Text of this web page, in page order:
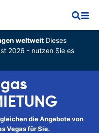
weltweitDieses
2026 - nutzen Sie es
die Angebote von
Vegas für Sie.